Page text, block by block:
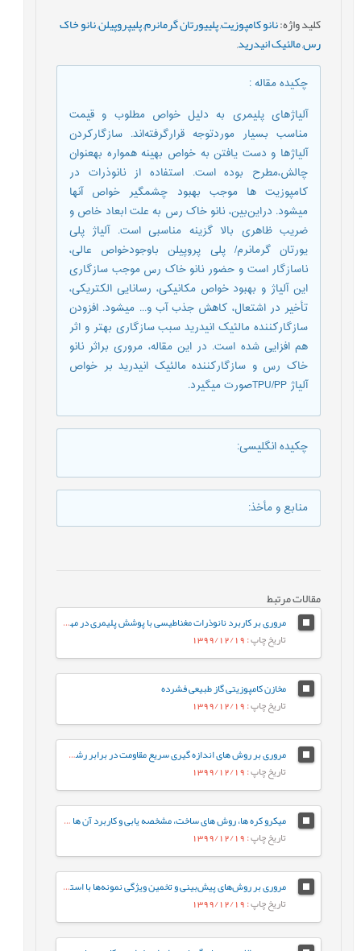
کلید واژه:نانو کامپوزیت,پلی‏یورتان گرمانرم,پلی‏پروپیلن,نانو خاک
رس,مالئیک انیدرید,
چکیده مقاله:
آلیاژهای پلیمری به دلیل خواص مطلوب و قیمت
مناسب بسیار موردتوجه قرارگرفته‌اند. سازگارکردن
آلیاژها و دست یافتن به خواص بهینه همواره به‏عنوان
چالش،مطرح بوده است. استفاده از نانوذرات در
کامپوزیت‏ ها موجب بهبود چشمگیر خواص آن‏ها
می‏شود. دراین‌بین، نانو خاک رس به علت ابعاد خاص و
ضریب ظاهری بالا گزینه مناسبی است. آلیاژ پلی‏
یورتان گرمانرم/ پلی ‏پروپیلن باوجودخواص عالی،
ناسازگار است و حضور نانو خاک رس موجب سازگاری
این آلیاژ و بهبود خواص مکانیکی، رسانایی الکتریکی،
تأخیر در اشتعال، کاهش جذب آب و... می‏شود. افزودن
سازگارکننده مالئیک انیدرید سبب سازگاری بهتر و اثر
هم‏ افزایی شده است. در این مقاله، مروری براثر نانو
خاک رس و سازگارکننده مالئیک انیدرید بر خواص
آلیاژ TPU/PPصورت می‏گیرد.
چکیده انگلیسی:
منابع و مأخذ:
مقالات مرتبط
مروری بر کاربرد نانوذرات مغناطیسی با پوشش پلیمری در مهندسی بافت
تاریخ چاپ: 1399/12/19
مخازن کامپوزیتی گاز طبیعی فشرده
تاریخ چاپ: 1399/12/19
مروری بر روش های اندازه گیری سریع مقاومت در برابر رشد آهسته ترک پلی اتیلن سنگین
تاریخ چاپ: 1399/12/19
میکرو کره ها، روش های ساخت، مشخصه يابی و کاربرد آن ها در دارورسانی
تاریخ چاپ: 1399/12/19
مروری بر روش‌های پیش‌بینی و تخمین ویژگی نمونه‌ها با استفاده از روش‌های تجزیه‌ای و الگوریتم‌های یادگیری ماشین
تاریخ چاپ: 1399/12/19